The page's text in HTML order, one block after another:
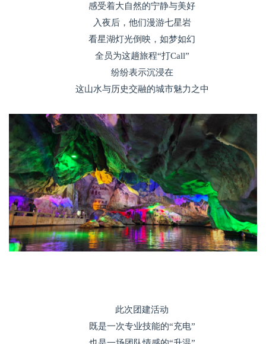
感受着大自然的宁静与美好
入夜后，他们漫游七星岩
看星湖灯光倒映，如梦如幻
全员为这趟旅程“打Call”
纷纷表示沉浸在
这山水与历史交融的城市魅力之中
此次团建活动
既是一次专业技能的“充电”